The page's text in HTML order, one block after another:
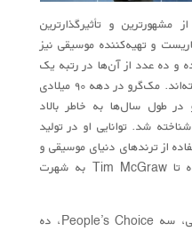
مشهورترین و تأثیرگذارترین
و تهیه‌کننده موسیقی نیز
منتشر کرده و ده عدد از آن‌ها در رتبه یک
چارت آلبوم‌های برتر کانتری قرار گرفته‌اند. مک‌گرو در دهه ۹۰ میلادی
طول سال‌ها به خاطر بالاد
شد. توانایی او در تولید
از ترندهای دنیای موسیقی و
تاثیرگذاری بر روی آن‌ها باعث شده تا Tim McGraw به شهرت
تا به حال، مک‌گرو سه جایزه گرمی، سه People’s Choice، ده